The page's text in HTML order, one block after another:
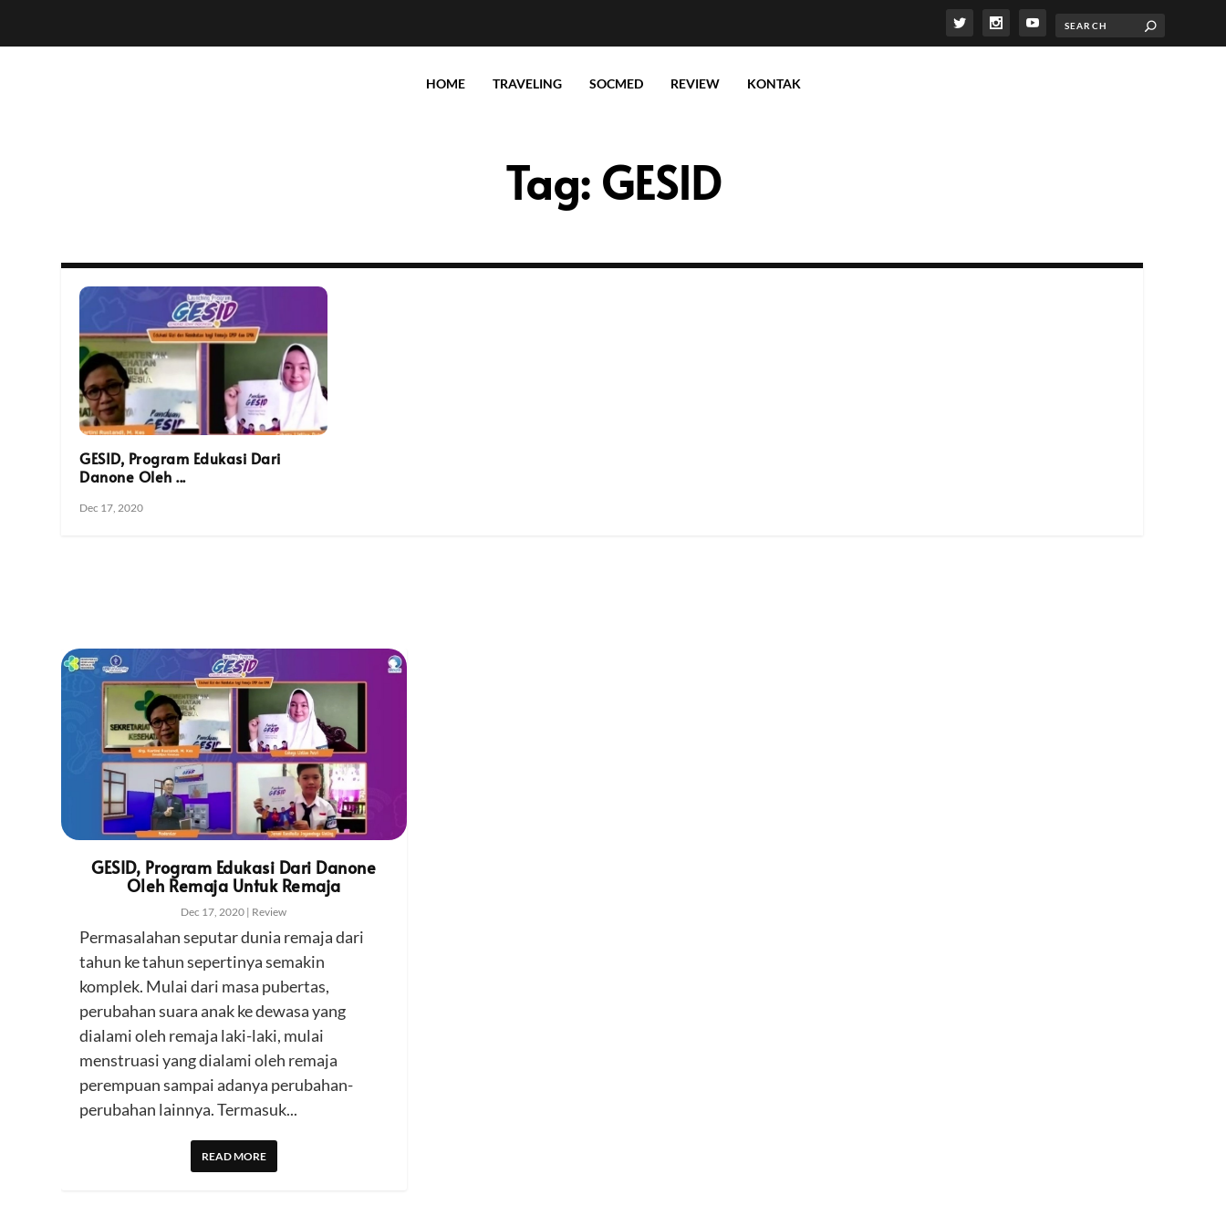
HOME TRAVELING SOCMED REVIEW KONTAK
Tag: GESID
GESID, Program Edukasi Dari
Danone Oleh ...
Dec 17, 2020
GESID, Program Edukasi Dari Danone
Oleh Remaja Untuk Remaja
Dec 17, 2020 | Review
Permasalahan seputar dunia remaja dari
tahun ke tahun sepertinya semakin
komplek. Mulai dari masa pubertas,
perubahan suara anak ke dewasa yang
dialami oleh remaja laki-laki, mulai
menstruasi yang dialami oleh remaja
perempuan sampai adanya perubahan-
perubahan lainnya. Termasuk...
READ MORE